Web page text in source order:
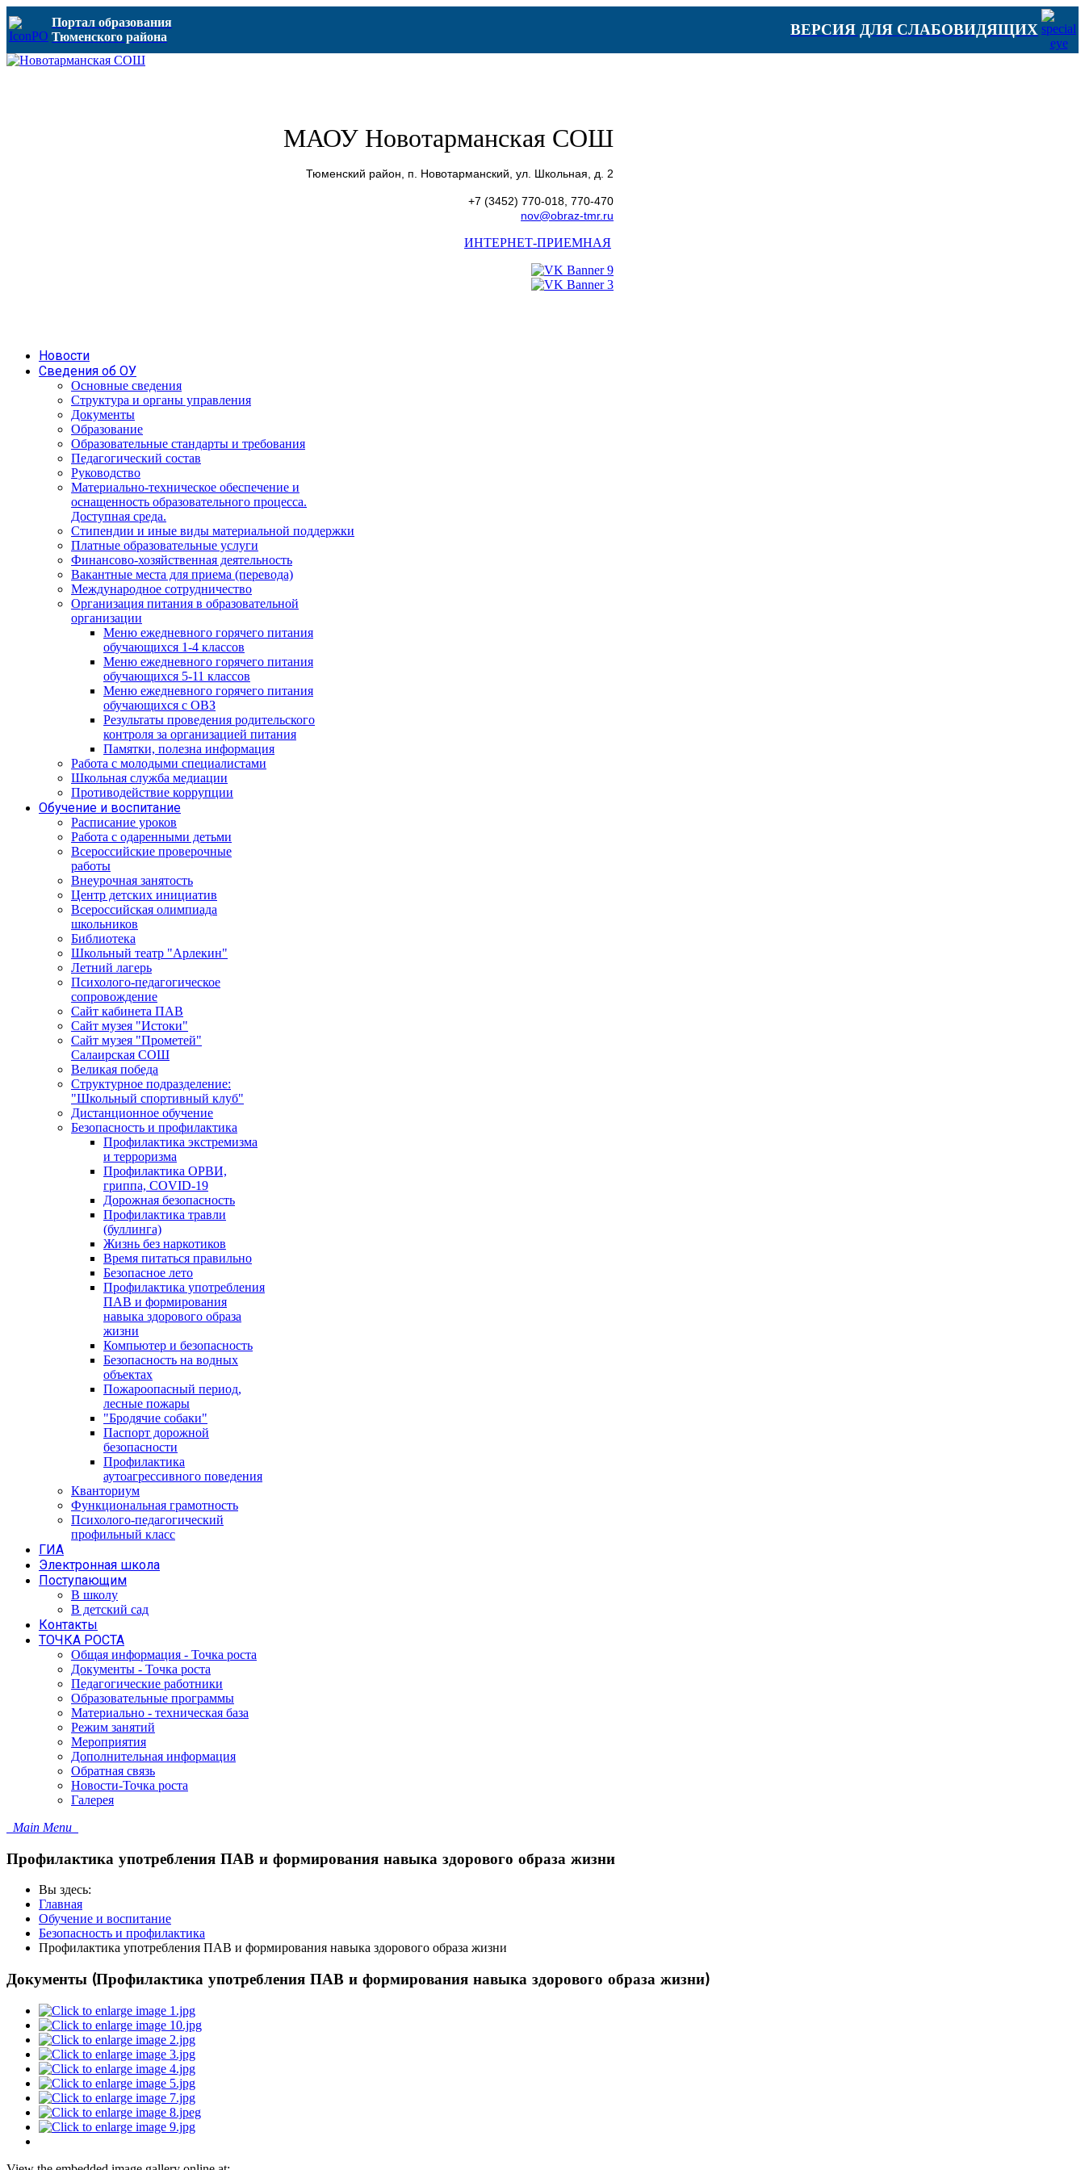
Портал образования
Тюменского района
ВЕРСИЯ ДЛЯ СЛАБОВИДЯЩИХ
МАОУ Новотарманская СОШ
Тюменский район, п. Новотарманский, ул. Школьная, д. 2
+7 (3452) 770-018, 770-470
nov@obraz-tmr.ru
ИНТЕРНЕТ-ПРИЕМНАЯ
Новости
Сведения об ОУ
Основные сведения
Структура и органы управления
Документы
Образование
Образовательные стандарты и требования
Педагогический состав
Руководство
Материально-техническое обеспечение и
оснащенность образовательного процесса.
Доступная среда.
Стипендии и иные виды материальной поддержки
Платные образовательные услуги
Финансово-хозяйственная деятельность
Вакантные места для приема (перевода)
Международное сотрудничество
Организация питания в образовательной
организации
Меню ежедневного горячего питания
обучающихся 1-4 классов
Меню ежедневного горячего питания
обучающихся 5-11 классов
Меню ежедневного горячего питания
обучающихся с ОВЗ
Результаты проведения родительского
контроля за организацией питания
Памятки, полезна информация
Работа с молодыми специалистами
Школьная служба медиации
Противодействие коррупции
Обучение и воспитание
Расписание уроков
Работа с одаренными детьми
Всероссийские проверочные
работы
Внеурочная занятость
Центр детских инициатив
Всероссийская олимпиада
школьников
Библиотека
Школьный театр "Арлекин"
Летний лагерь
Психолого-педагогическое
сопровождение
Сайт кабинета ПАВ
Сайт музея "Истоки"
Сайт музея "Прометей"
Салаирская СОШ
Великая победа
Структурное подразделение:
"Школьный спортивный клуб"
Дистанционное обучение
Безопасность и профилактика
Профилактика экстремизма
и терроризма
Профилактика ОРВИ,
гриппа, COVID-19
Дорожная безопасность
Профилактика травли
(буллинга)
Жизнь без наркотиков
Время питаться правильно
Безопасное лето
Профилактика употребления
ПАВ и формирования
навыка здорового образа
жизни
Компьютер и безопасность
Безопасность на водных
объектах
Пожароопасный период,
лесные пожары
"Бродячие собаки"
Паспорт дорожной
безопасности
Профилактика
аутоагрессивного поведения
Кванториум
Функциональная грамотность
Психолого-педагогический
профильный класс
ГИА
Электронная школа
Поступающим
В школу
В детский сад
Контакты
ТОЧКА РОСТА
Общая информация - Точка роста
Документы - Точка роста
Педагогические работники
Образовательные программы
Материально - техническая база
Режим занятий
Мероприятия
Дополнительная информация
Обратная связь
Новости-Точка роста
Галерея
Main Menu
Профилактика употребления ПАВ и формирования навыка здорового образа жизни
Вы здесь:
Главная
Обучение и воспитание
Безопасность и профилактика
Профилактика употребления ПАВ и формирования навыка здорового образа жизни
Документы (Профилактика употребления ПАВ и формирования навыка здорового образа жизни)